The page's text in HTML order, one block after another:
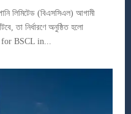
লিমিটেড (বিএসসিএল) আগামী
তা নির্ধারণে অনুষ্ঠিত হলো
for BSCL in...